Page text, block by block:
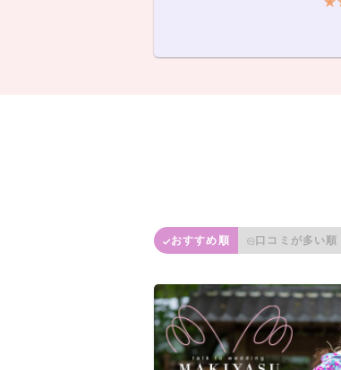
おすすめ順 口コミが多い順